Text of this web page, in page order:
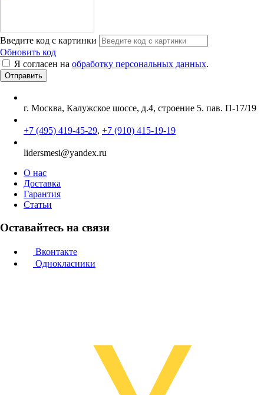
Введите код с картинки
Обновить код
Я согласен на обработку персональных данных.
г. Москва, Калужское шоссе, д.4, строение 5. пав. П-17/19
+7 (495) 419-45-29, +7 (910) 415-19-19
lidersmesi@yandex.ru
О нас
Доставка
Гарантия
Статьи
Оставайтесь на связи
Вконтакте
Однокласники